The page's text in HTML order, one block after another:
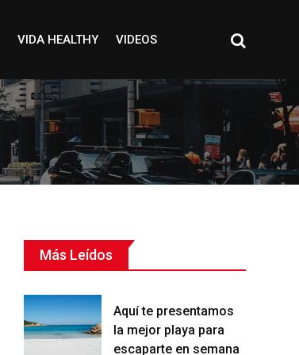
VIDA HEALTHY VIDEOS
Más Leídos
Aquí te presentamos
la mejor playa para
escaparte en semana